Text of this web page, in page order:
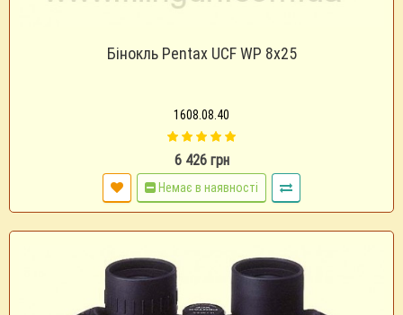
Бінокль Pentax UCF WP 8х25
1608.08.40
6 426 грн
Немає в наявності